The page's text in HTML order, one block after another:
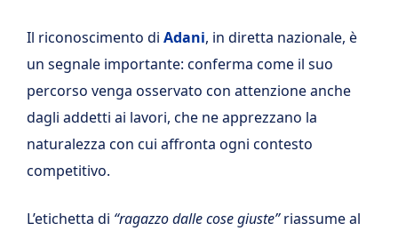
Il riconoscimento di Adani, in diretta nazionale, è
un segnale importante: conferma come il suo
percorso venga osservato con attenzione anche
dagli addetti ai lavori, che ne apprezzano la
naturalezza con cui affronta ogni contesto
competitivo.
L’etichetta di “ragazzo dalle cose giuste”riassume al